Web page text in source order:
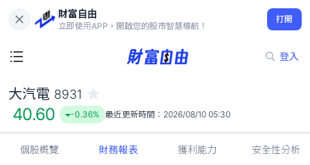
財富自由
立即使用APP，開啟您的股市智慧導航！
打開
登入
40.60
-0.36%
大汽電 8931
40.60 -0.36% 最近更新時間： 2026/08/10 05:30
個股概覽 財務報表 獲利能力 安全性分析